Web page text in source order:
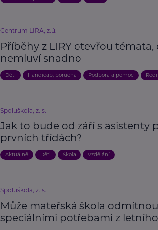
Centrum LIRA, z.ú.
Příběhy z LIRY otevřou témata,
nemluví snadno
Děti Handicap, porucha Podpora a pomoc
Spoluškola, z. s.
Jak to bude od září s asistenty
prvních třídách?
Aktuálně Děti Škola Vzdělání
Spoluškola, z. s.
Může mateřská škola
speciálními potřebami z